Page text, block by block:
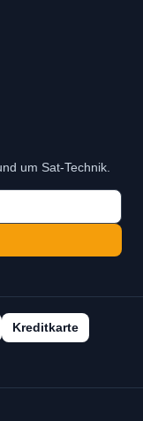
um Sat-Technik.
Kreditkarte